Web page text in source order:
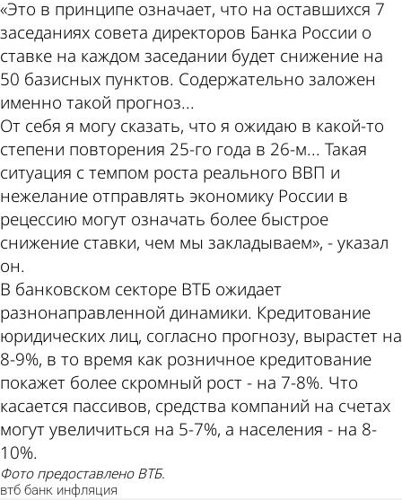
«Это в принципе означает, что на оставшихся 7
заседаниях совета директоров Банка России о
ставке на каждом заседании будет снижение на
50 базисных пунктов. Содержательно заложен
именно такой прогноз...
От себя я могу сказать, что я ожидаю в какой-то
степени повторения 25-го года в 26-м... Такая
ситуация с темпом роста реального ВВП и
нежелание отправлять экономику России в
рецессию могут означать более быстрое
снижение ставки, чем мы закладываем», - указал
он.
В банковском секторе ВТБ ожидает
разнонаправленной динамики. Кредитование
юридических лиц, согласно прогнозу, вырастет на
8-9%, в то время как розничное кредитование
покажет более скромный рост - на 7-8%. Что
касается пассивов, средства компаний на счетах
могут увеличиться на 5-7%, а населения - на 8-
10%.
Фото предоставлено ВТБ.
втб банк инфляция